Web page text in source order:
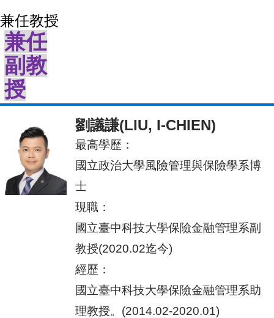
兼任教授
兼任
副教
授
劉議謙(LIU, I-CHIEN)
最高學歷：
國立政治大學風險管理與保險學系博
士
現職：
國立臺中科技大學保險金融管理系副
教授(2020.02迄今)
經歷：
國立臺中科技大學保險金融管理系助
理教授。(2014.02-2020.01)